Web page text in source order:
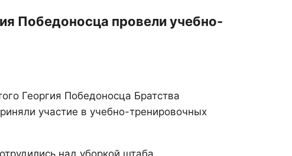
Победоносца провели учебно-
Георгия Победоносца Братства
участие в учебно-тренировочных
над уборкой штаба.